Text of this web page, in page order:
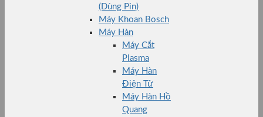
(Dùng Pin)
Máy Khoan Bosch
Máy Hàn
Máy Cắt
Plasma
Máy Hàn
Điện Tử
Máy Hàn Hồ
Quang